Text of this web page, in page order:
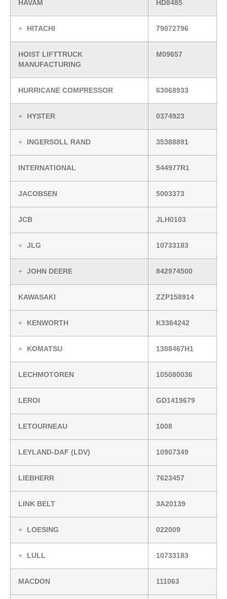
HAVAM HD8485
HITACHI 79072796
HOIST LIFTTRUCK
MANUFACTURING
M09657
HURRICANE COMPRESSOR 63068933
HYSTER 0374923
INGERSOLL RAND 35388891
INTERNATIONAL 544977R1
JACOBSEN 5003373
JCB JLH0103
JLG 10733183
JOHN DEERE 842974500
KAWASAKI ZZP158914
KENWORTH K3364242
KOMATSU 1308467H1
LECHMOTOREN 105080036
LEROI GD1419679
LETOURNEAU 1008
LEYLAND-DAF (LDV) 10907349
LIEBHERR 7623457
LINK BELT 3A20139
LOESING 022009
LULL 10733183
MACDON 111063